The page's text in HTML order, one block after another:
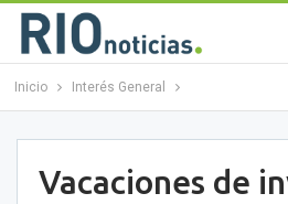
Inicio Interés General
Vacaciones de